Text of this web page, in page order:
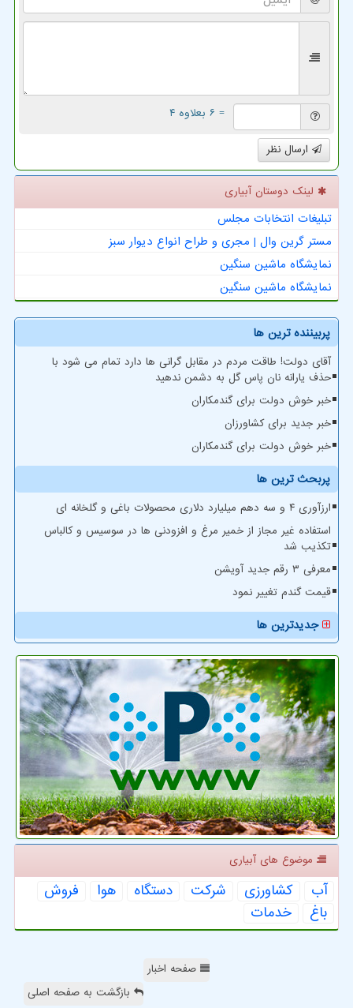
= ۶ بعلاوه ۴
ارسال نظر
لینک دوستان آبیاری
تبلیغات انتخابات مجلس
مستر گرین وال | مجری و طراح انواع دیوار سبز
نمایشگاه ماشین سنگین
نمایشگاه ماشین سنگین
پربیننده ترین ها
آقای دولت! طاقت مردم در مقابل گرانی ها دارد تمام می شود با
حذف یارانه نان پاس گل به دشمن ندهید
خبر خوش دولت برای گندمکاران
خبر جدید برای کشاورزان
خبر خوش دولت برای گندمکاران
پربحث ترین ها
ارزآوری ۴ و سه دهم میلیارد دلاری محصولات باغی و گلخانه ای
استفاده غیر مجاز از خمیر مرغ و افزودنی ها در سوسیس و کالباس
تکذیب شد
معرفی ۳ رقم جدید آویشن
قیمت گندم تغییر نمود
جدیدترین ها
موضوع های آبیاری
آب كشاورزی شركت دستگاه هوا
فروش
باغ
خدمات
صفحه اخبار
بازگشت به صفحه اصلی